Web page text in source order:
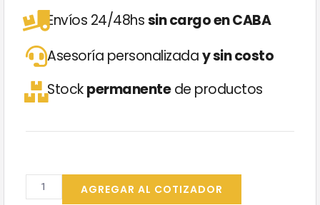
Envíos 24/48hssin cargo en CABA
Asesoría personalizaday sin costo
Stockpermanentede productos
Higiénico
Elegante
AGREGAR AL COTIZADOR